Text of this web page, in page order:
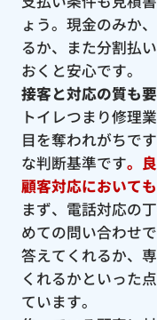
ょう。現金のみか
るか、また分割払
おくと安心です。
接客と対応の質も
トイレつまり修理
目を奪われがちで
な判断基準です。
顧客対応において
まず、電話対応の
めての問い合わせ
答えてくれるか、
くれるかといった
ています。